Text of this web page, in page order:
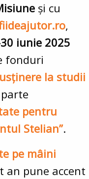
și cu
,
iunie 2025
fonduri
la studii
pentru
Stelian”.
pe mâini
an pune accent